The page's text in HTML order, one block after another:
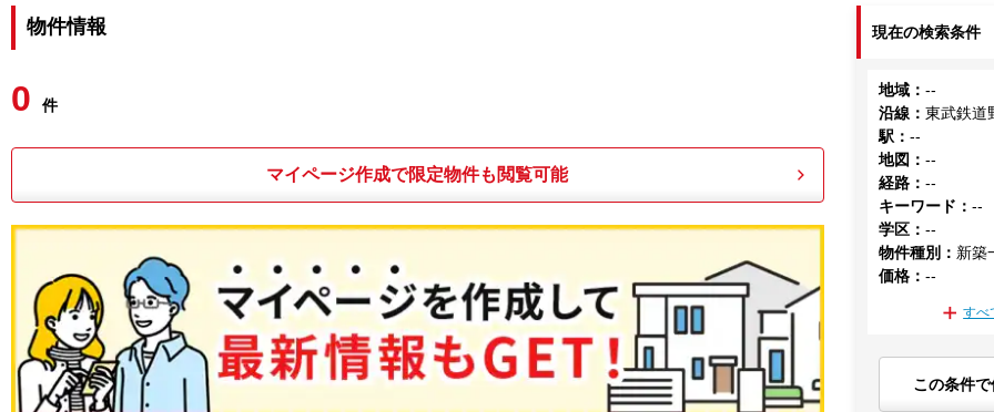
物件情報
0 件
マイページ作成で限定物件も閲覧可能
現在の検索条件
地域 ：--
沿線 ：東武鉄道
駅 ：--
地図 ：--
経路 ：--
キーワード ：--
学区 ：--
物件種別 ： 新築
価格 ：--
すべ
この条件